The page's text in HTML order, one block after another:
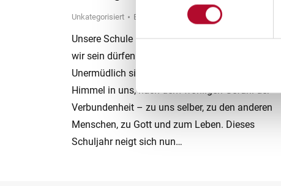
Unkategorisiert By Brucknerschule 6. July 2023
Unsere Schule ist ein Ort, wo wir arbeiten und wo
wir sein dürfen – mit all dem, was uns ausmacht.
Unermüdlich sind wir auf der Suche nach dem
Himmel in uns, nach dem wohligen Gefühl der
Verbundenheit – zu uns selber, zu den anderen
Menschen, zu Gott und zum Leben. Dieses
Schuljahr neigt sich nun…